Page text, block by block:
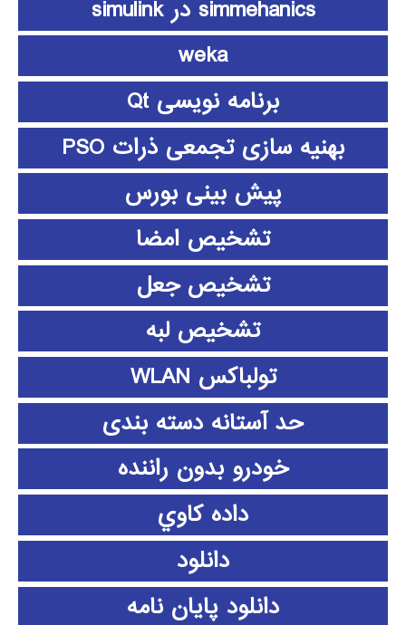
simmehanics در simulink
weka
برنامه نویسی Qt
بهنیه سازی تجمعی ذرات PSO
پیش بینی بورس
تشخیص امضا
تشخیص جعل
تشخیص لبه
تولباکس WLAN
حد آستانه دسته بندی
خودرو بدون راننده
داده كاوي
دانلود
دانلود پايان نامه